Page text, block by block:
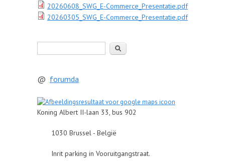
20260608_SWG_E-Commerce_Presentatie.pdf
20260305_SWG_E-Commerce_Presentatie.pdf
@ forumda
Koning Albert II-laan 33, bus 902
1030 Brussel - België
Inrit parking in Vooruitgangstraat.